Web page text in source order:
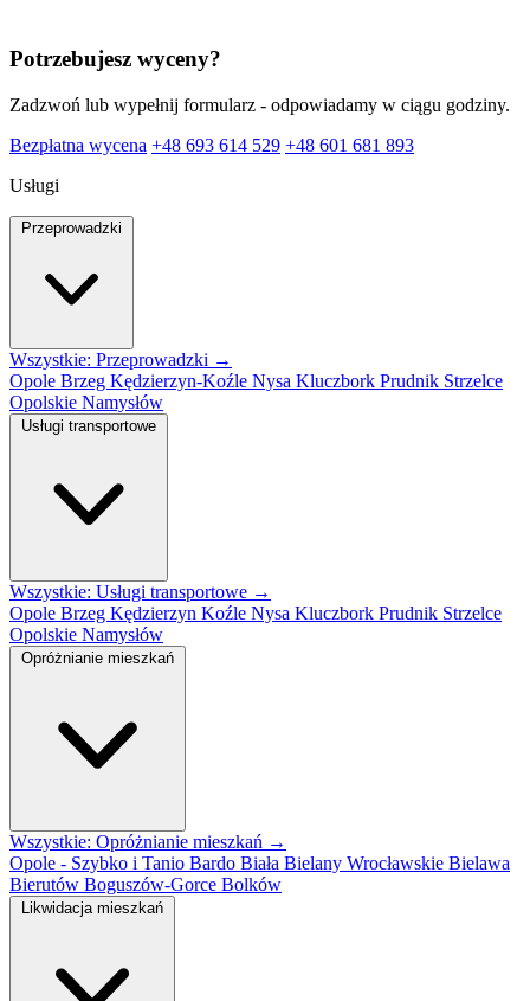
Potrzebujesz wyceny?
Zadzwoń lub wypełnij formularz - odpowiadamy w ciągu godziny.
Bezpłatna wycena +48 693 614 529 +48 601 681 893
Usługi
Przeprowadzki
Wszystkie: Przeprowadzki →
Opole Brzeg Kędzierzyn-Koźle Nysa Kluczbork Prudnik Strzelce
Opolskie Namysłów
Usługi transportowe
Wszystkie: Usługi transportowe →
Opole Brzeg Kędzierzyn Koźle Nysa Kluczbork Prudnik Strzelce
Opolskie Namysłów
Opróżnianie mieszkań
Wszystkie: Opróżnianie mieszkań →
Opole - Szybko i Tanio Bardo Biała Bielany Wrocławskie Bielawa
Bierutów Boguszów-Gorce Bolków
Likwidacja mieszkań